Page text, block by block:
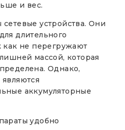
и вес.
устройства. Они
длительного
как не перегружают
массой, которая
Однако,
аккумуляторные
удобно